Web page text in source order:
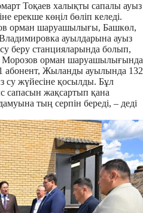
Тоқаев халықты сапалы ауыз
ерекше көңіл бөліп келеді.
орман шаруашылығы, Башкөл,
ауылдарына ауыз
беру станцияларында болып,
орман шаруашылығында
абонент, Жыланды ауылында 132
су жүйесіне қосылды. Бұл
сапасын жақсартып қана
тың серпін береді, – деді